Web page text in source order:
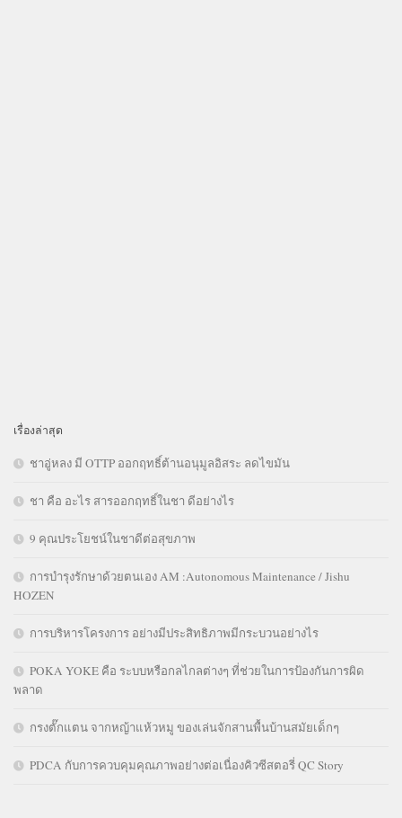
เรื่องล่าสุด
ชาอู่หลง มี OTTP ออกฤทธิ์ต้านอนุมูลอิสระ ลดไขมัน
ชา คือ อะไร สารออกฤทธิ์ในชา ดีอย่างไร
9 คุณประโยชน์ในชาดีต่อสุขภาพ
การบำรุงรักษาด้วยตนเอง AM :Autonomous Maintenance / Jishu
HOZEN
การบริหารโครงการ อย่างมีประสิทธิภาพมีกระบวนอย่างไร
POKA YOKE คือ ระบบหรือกลไกลต่างๆ ที่ช่วยในการป้องกันการผิด
พลาด
กรงตั๊กแตน จากหญ้าแห้วหมู ของเล่นจักสานพื้นบ้านสมัยเด็กๆ
PDCA กับการควบคุมคุณภาพอย่างต่อเนื่องคิวซีสตอรี่ QC Story